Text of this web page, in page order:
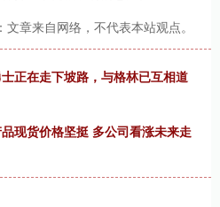
章来自网络，不代表本站观点。
正在走下坡路，与格林已互相道
现货价格坚挺 多公司看涨未来走